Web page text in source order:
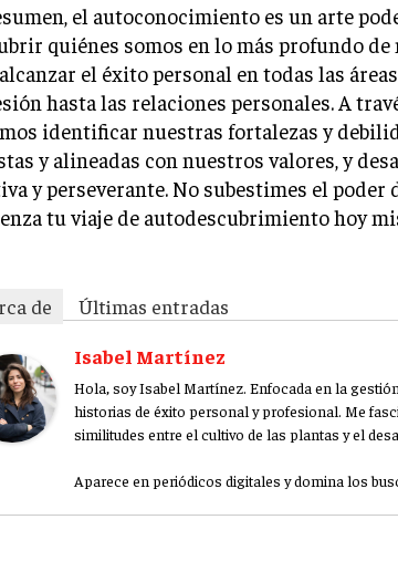
el autoconocimiento es un arte
quiénes somos en lo más profundo de
el éxito personal en todas las
hasta las relaciones personales. A
identificar nuestras fortalezas y
y alineadas con nuestros valores, y
y perseverante. No subestimes el
tu viaje de autodescubrimiento hoy
de
Últimas entradas
Isabel Martínez
Hola, soy Isabel Martínez. Enfocada en la
historias de éxito personal y profesional. Me
similitudes entre el cultivo de las plantas y el
Aparece en periódicos digitales y domina los